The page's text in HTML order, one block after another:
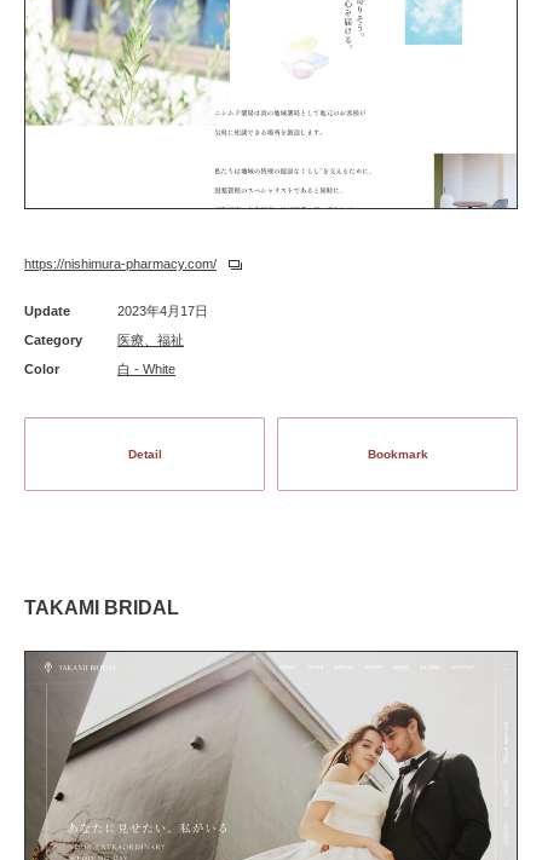
https://nishimura-pharmacy.com/
Update
2023年4月17日
Category
医療、福祉
Color
白 - White
Detail Bookmark
TAKAMI BRIDAL